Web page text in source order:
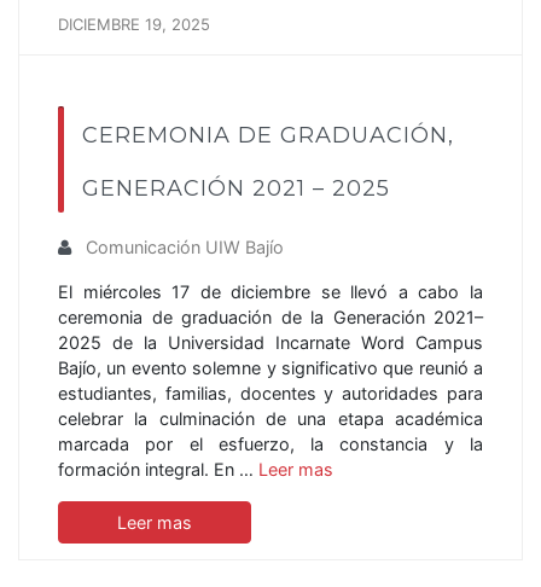
DICIEMBRE 19, 2025
CEREMONIA DE GRADUACIÓN,
GENERACIÓN 2021 – 2025
Comunicación UIW Bajío
El miércoles 17 de diciembre se llevó a cabo la
ceremonia de graduación de la Generación 2021–
2025 de la Universidad Incarnate Word Campus
Bajío, un evento solemne y significativo que reunió a
estudiantes, familias, docentes y autoridades para
celebrar la culminación de una etapa académica
marcada por el esfuerzo, la constancia y la
formación integral. En … Leer mas
Leer mas